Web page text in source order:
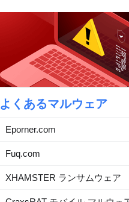
よくあるマルウェア
Eporner.com
Fuq.com
XHAMSTER ランサムウェア